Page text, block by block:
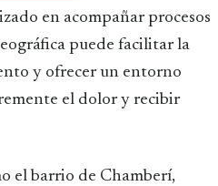
en acompañar procesos
puede facilitar la
y ofrecer un entorno
el dolor y recibir
el barrio de Chamberí,